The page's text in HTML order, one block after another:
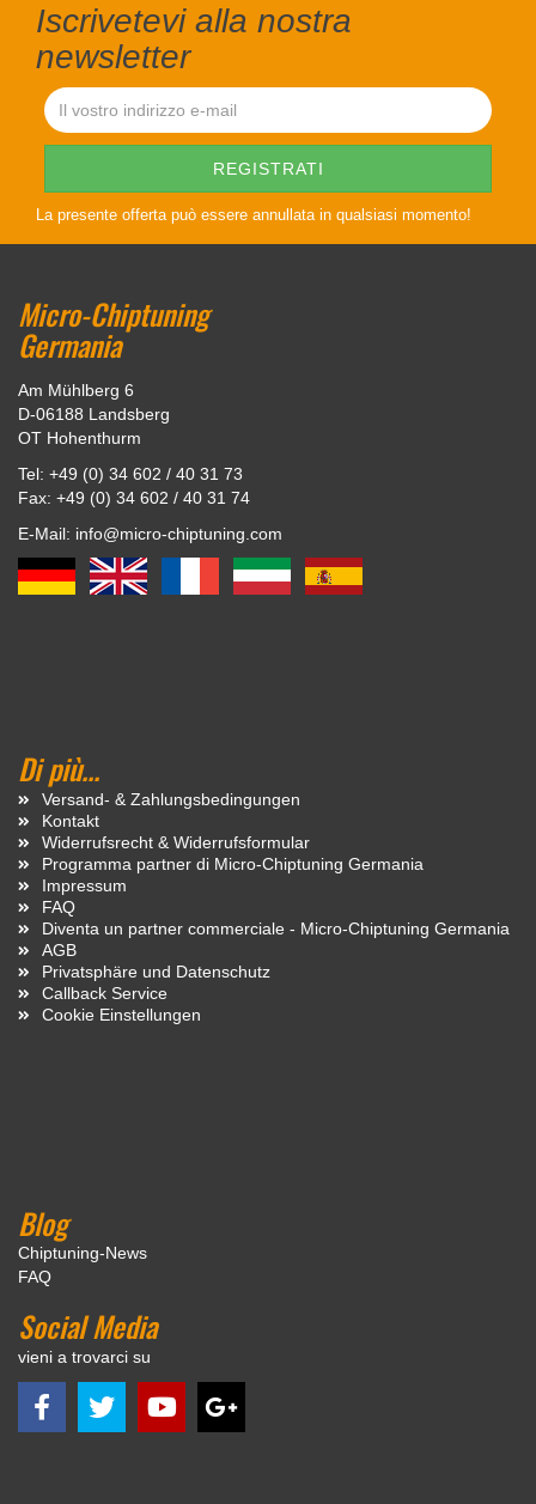
Iscrivetevi alla nostra
newsletter
La presente offerta può essere annullata in qualsiasi momento!
Micro-Chiptuning
Germania
Am Mühlberg 6
D-06188 Landsberg
OT Hohenthurm
Tel: +49 (0) 34 602 / 40 31 73
Fax: +49 (0) 34 602 / 40 31 74
E-Mail: info@micro-chiptuning.com
Di più...
Versand- & Zahlungsbedingungen
Kontakt
Widerrufsrecht & Widerrufsformular
Programma partner di Micro-Chiptuning Germania
Impressum
FAQ
Diventa un partner commerciale - Micro-Chiptuning Germania
AGB
Privatsphäre und Datenschutz
Callback Service
Cookie Einstellungen
Blog
Chiptuning-News
FAQ
Social Media
vieni a trovarci su